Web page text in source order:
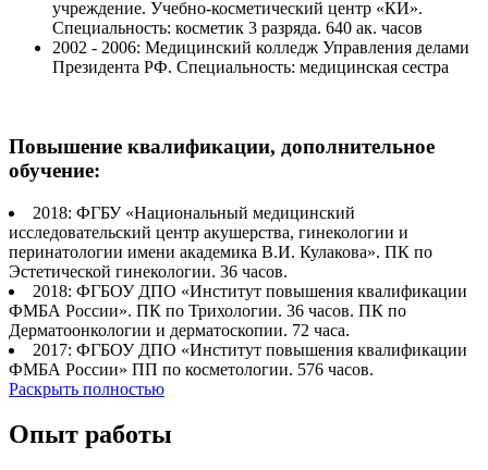
учреждение. Учебно-косметический центр «КИ».
Специальность: косметик 3 разряда. 640 ак. часов
2002 - 2006: Медицинский колледж Управления делами
Президента РФ. Специальность: медицинская сестра
Повышение квалификации, дополнительное
обучение:
2018: ФГБУ «Национальный медицинский
исследовательский центр акушерства, гинекологии и
перинатологии имени академика В.И. Кулакова». ПК по
Эстетической гинекологии. 36 часов.
2018: ФГБОУ ДПО «Институт повышения квалификации
ФМБА России». ПК по Трихологии. 36 часов. ПК по
Дерматоонкологии и дерматоскопии. 72 часа.
2017: ФГБОУ ДПО «Институт повышения квалификации
ФМБА России» ПП по косметологии. 576 часов.
Раскрыть полностью
Опыт работы